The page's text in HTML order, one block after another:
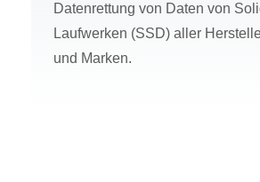
Datenrettung von Daten von
Laufwerken (SSD) aller
und Marken.